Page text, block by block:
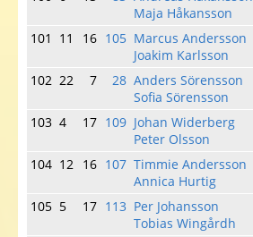
Maja Håkansson
101 11 16 105 Marcus Andersson
Joakim Karlsson
102 22 7 28 Anders Sörensson
Sofia Sörensson
103 4 17 109 Johan Widerberg
Peter Olsson
104 12 16 107 Timmie Andersson
Annica Hurtig
105 5 17 113 Per Johansson
Tobias Wingårdh